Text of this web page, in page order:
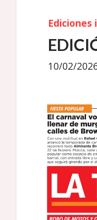
Ediciones
10/02/